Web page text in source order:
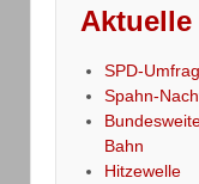
SPD-
Spahn-
Bahn
Hitzewelle